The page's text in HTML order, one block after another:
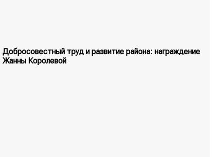
Добросовестный труд и развитие района: награждение
Жанны Королевой